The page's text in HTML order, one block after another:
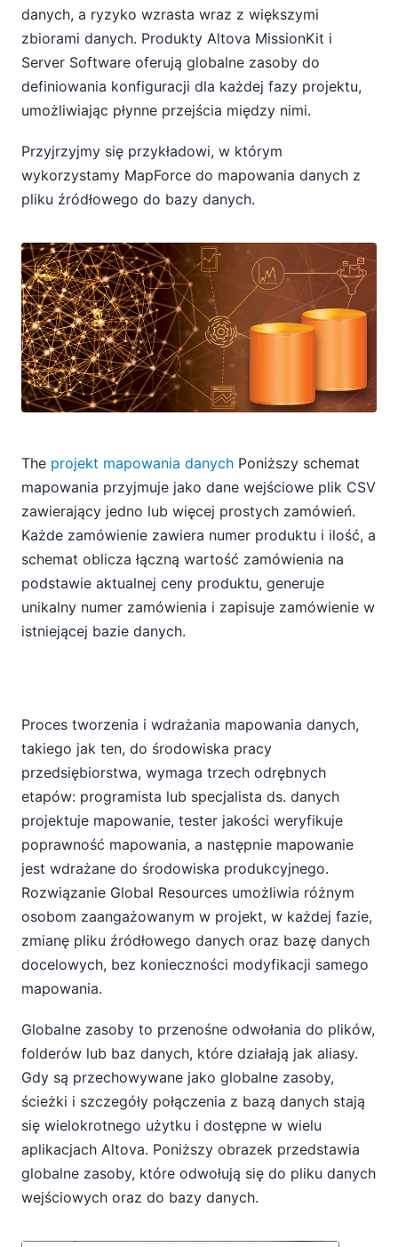
danych, a ryzyko wzrasta wraz z większymi
zbiorami danych. Produkty Altova MissionKit i
Server Software oferują globalne zasoby do
definiowania konfiguracji dla każdej fazy projektu,
umożliwiając płynne przejścia między nimi.
Przyjrzyjmy się przykładowi, w którym
wykorzystamy MapForce do mapowania danych z
pliku źródłowego do bazy danych.
The projekt mapowania danych Poniższy schemat
mapowania przyjmuje jako dane wejściowe plik CSV
zawierający jedno lub więcej prostych zamówień.
Każde zamówienie zawiera numer produktu i ilość, a
schemat oblicza łączną wartość zamówienia na
podstawie aktualnej ceny produktu, generuje
unikalny numer zamówienia i zapisuje zamówienie w
istniejącej bazie danych.
Proces tworzenia i wdrażania mapowania danych,
takiego jak ten, do środowiska pracy
przedsiębiorstwa, wymaga trzech odrębnych
etapów: programista lub specjalista ds. danych
projektuje mapowanie, tester jakości weryfikuje
poprawność mapowania, a następnie mapowanie
jest wdrażane do środowiska produkcyjnego.
Rozwiązanie Global Resources umożliwia różnym
osobom zaangażowanym w projekt, w każdej fazie,
zmianę pliku źródłowego danych oraz bazę danych
docelowych, bez konieczności modyfikacji samego
mapowania.
Globalne zasoby to przenośne odwołania do plików,
folderów lub baz danych, które działają jak aliasy.
Gdy są przechowywane jako globalne zasoby,
ścieżki i szczegóły połączenia z bazą danych stają
się wielokrotnego użytku i dostępne w wielu
aplikacjach Altova. Poniższy obrazek przedstawia
globalne zasoby, które odwołują się do pliku danych
wejściowych oraz do bazy danych.